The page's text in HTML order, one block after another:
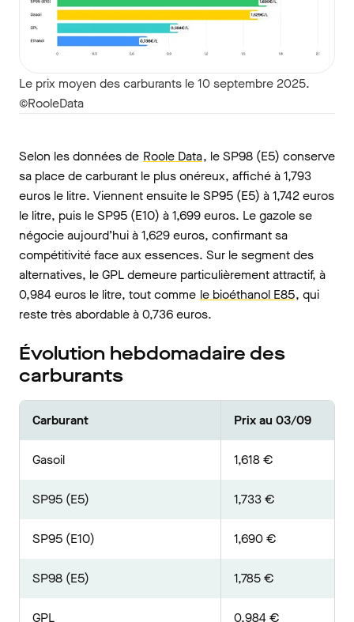
Le prix moyen des carburants le 10 septembre 2025.
©RooleData
Selon les données de Roole Data, le SP98 (E5) conserve
sa place de carburant le plus onéreux, affiché à 1,793
euros le litre. Viennent ensuite le SP95 (E5) à 1,742 euros
le litre, puis le SP95 (E10) à 1,699 euros. Le gazole se
négocie aujourd’hui à 1,629 euros, confirmant sa
compétitivité face aux essences. Sur le segment des
alternatives, le GPL demeure particulièrement attractif, à
0,984 euros le litre, tout comme le bioéthanol E85, qui
reste très abordable à 0,736 euros.
Évolution hebdomadaire des
carburants
Carburant Prix au 03/09
Gasoil 1,618 €
SP95 (E5) 1,733 €
SP95 (E10) 1,690 €
SP98 (E5) 1,785 €
GPL 0,984 €